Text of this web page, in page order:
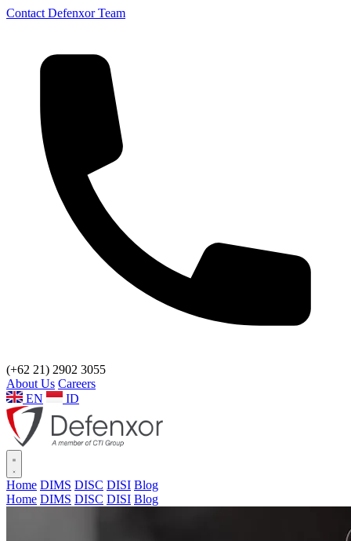
Contact Defenxor Team
(+62 21) 2902 3055
About Us Careers
EN
ID
Home DIMS DISC DISI Blog
Home DIMS DISC DISI Blog